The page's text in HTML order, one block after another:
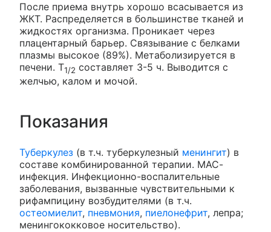
После приема внутрь хорошо всасывается из
ЖКТ. Распределяется в большинстве тканей и
жидкостях организма. Проникает через
плацентарный барьер. Связывание с белками
плазмы высокое (89%). Метаболизируется в
печени. T1/2 составляет 3-5 ч. Выводится с
желчью, калом и мочой.
Показания
Туберкулез (в т.ч. туберкулезный менингит) в
составе комбинированной терапии. МАС-
инфекция. Инфекционно-воспалительные
заболевания, вызванные чувствительными к
рифампицину возбудителями (в т.ч.
остеомиелит, пневмония, пиелонефрит, лепра;
менингококковое носительство).